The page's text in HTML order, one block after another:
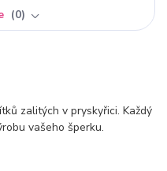
0
zalitých v pryskyřici. Každý
vašeho šperku.